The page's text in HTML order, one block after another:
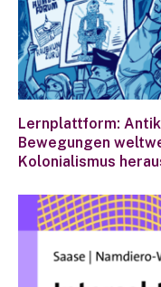
Lernplattform:
Bewegungen
Kolonialismus